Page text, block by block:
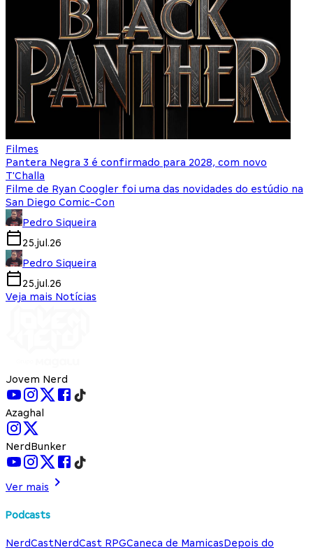
Filmes
Pantera Negra 3 é confirmado para 2028, com novo
T'Challa
Filme de Ryan Coogler foi uma das novidades do estúdio na
San Diego Comic-Con
Pedro Siqueira
25.jul.26
Pedro Siqueira
25.jul.26
Veja mais Notícias
Jovem Nerd
Azaghal
NerdBunker
Ver mais
Podcasts
NerdCastNerdCast RPGCaneca de MamicasDepois do